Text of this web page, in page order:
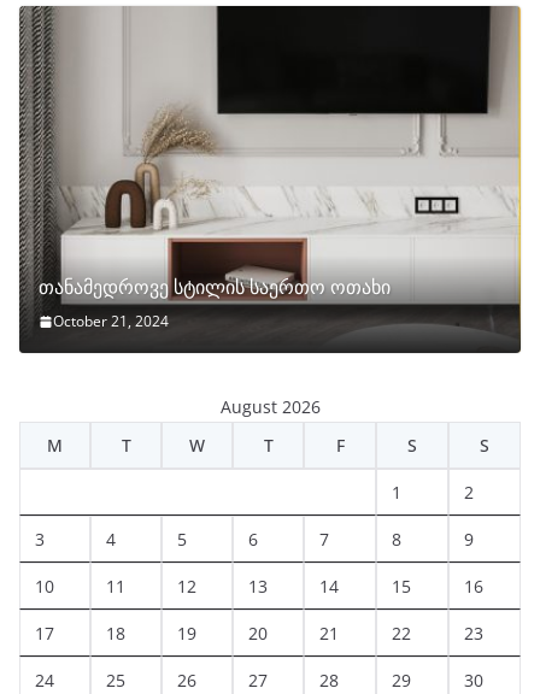
თანამედროვე სტილის საერთო ოთახი
October 21, 2024
August 2026
M
T W T F S S
1 2
3 4 5 6 7 8 9
10 11 12 13 14 15 16
17 18 19 20 21 22 23
24 25 26 27 28 29 30